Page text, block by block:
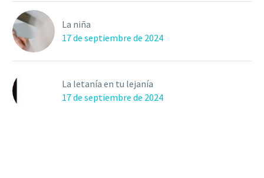
La niña
17 de septiembre de 2024
La letanía en tu lejanía
17 de septiembre de 2024